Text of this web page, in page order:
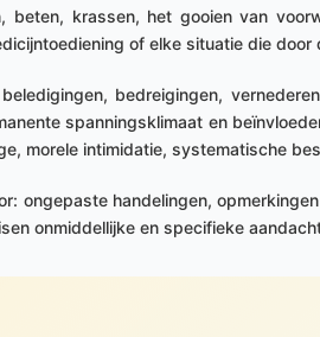
beten, krassen, het gooien van
of elke situatie die
bedreigingen,
spanningsklimaat en
morele intimidatie, systematische
ongepaste handelingen,
onmiddellijke en specifieke